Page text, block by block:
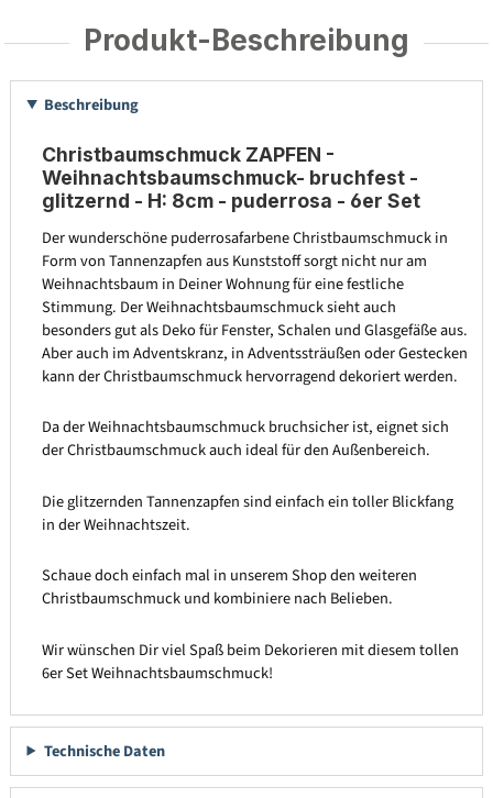
Produkt-Beschreibung
Beschreibung
Christbaumschmuck ZAPFEN -
Weihnachtsbaumschmuck- bruchfest -
glitzernd - H: 8cm - puderrosa - 6er Set
Der wunderschöne puderrosafarbene Christbaumschmuck in
Form von Tannenzapfen aus Kunststoff sorgt nicht nur am
Weihnachtsbaum in Deiner Wohnung für eine festliche
Stimmung. Der Weihnachtsbaumschmuck sieht auch
besonders gut als Deko für Fenster, Schalen und Glasgefäße aus.
Aber auch im Adventskranz, in Adventssträußen oder Gestecken
kann der Christbaumschmuck hervorragend dekoriert werden.
Da der Weihnachtsbaumschmuck bruchsicher ist, eignet sich
der Christbaumschmuck auch ideal für den Außenbereich.
Die glitzernden Tannenzapfen sind einfach ein toller Blickfang
in der Weihnachtszeit.
Schaue doch einfach mal in unserem Shop den weiteren
Christbaumschmuck und kombiniere nach Belieben.
Wir wünschen Dir viel Spaß beim Dekorieren mit diesem tollen
6er Set Weihnachtsbaumschmuck!
Technische Daten